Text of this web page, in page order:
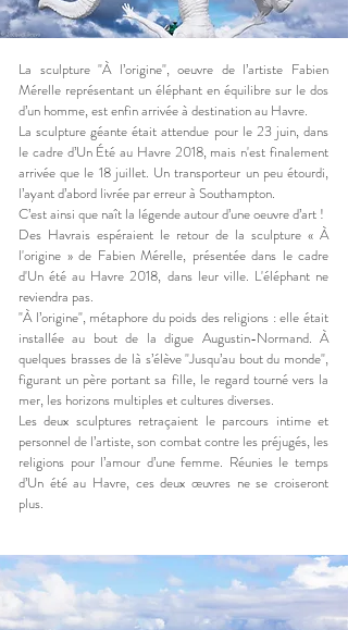
La sculpture "À l’origine", oeuvre de l’artiste Fabien
Mérelle représentant un éléphant en équilibre sur le dos
d’un homme, est enfin arrivée à destination au Havre.
La sculpture géante était attendue pour le 23 juin, dans
le cadre d’Un Été au Havre 2018, mais n'est finalement
arrivée que le 18 juillet. Un transporteur un peu étourdi,
l’ayant d’abord livrée par erreur à Southampton.
C’est ainsi que naît la légende autour d’une oeuvre d’art !
Des Havrais espéraient le retour de la sculpture « À
l'origine » de Fabien Mérelle, présentée dans le cadre
d'Un été au Havre 2018, dans leur ville. L'éléphant ne
reviendra pas.
"À l’origine", métaphore du poids des religions : elle était
installée au bout de la digue Augustin-Normand. À
quelques brasses de là s’élève "Jusqu’au bout du monde",
figurant un père portant sa fille, le regard tourné vers la
mer, les horizons multiples et cultures diverses.
Les deux sculptures retraçaient le parcours intime et
personnel de l’artiste, son combat contre les préjugés, les
religions pour l’amour d’une femme. Réunies le temps
d’Un été au Havre, ces deux œuvres ne se croiseront
plus.